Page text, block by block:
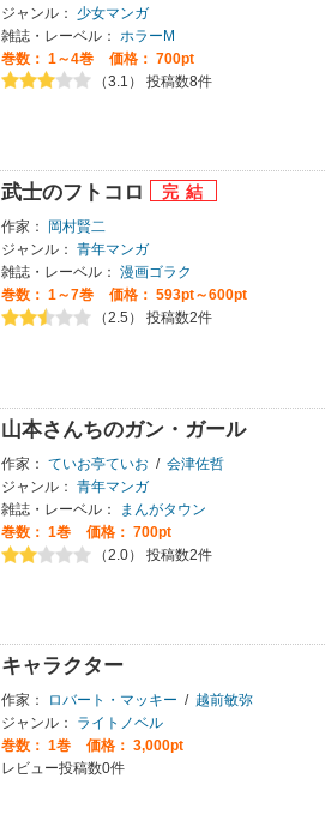
ジャンル：
少女マンガ
雑誌・レーベル：
ホラーM
巻数： 1～4巻
価格： 700pt
（3.1） 投稿数8件
武士のフトコロ
作家：
岡村賢二
ジャンル： 青年マンガ
雑誌・レーベル： 漫画ゴラク
巻数： 1～7巻
価格： 593pt～600pt
（2.5） 投稿数2件
山本さんちのガン・ガール
作家： ていお亭ていお / 会津佐哲
ジャンル： 青年マンガ
雑誌・レーベル：
まんがタウン
巻数： 1巻
価格： 700pt
（2.0） 投稿数2件
キャラクター
作家： ロバート・マッキー / 越前敏弥
ジャンル：
ライトノベル
巻数： 1巻
価格： 3,000pt
レビュー投稿数0件